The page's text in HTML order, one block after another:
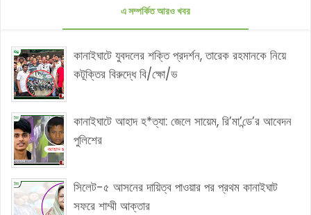
এ সম্পর্কিত আরও খবর
কানাইঘাটে যুবদলের শক্তি প্রদর্শন, তারেক রহমানকে নিয়ে
কটূক্তির বিরুদ্ধে বি/ক্ষো/ভ
কানাইঘাটে আহাদ হ*ত্যা: জেলে সায়েম, রি’মা’ন্ডে’র আবেদন
পুলিশের
সিলেট-৫ আসনের দায়িত্ব পাওয়ার পর প্রথম কানাইঘাট
সফরে শাম্মী আক্তার